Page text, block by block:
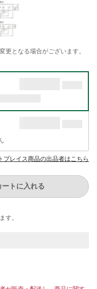
となる場合がございます。
プレイス商品の出品者はこちら
ートに入れる
す。